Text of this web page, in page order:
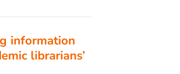
information
librarians’